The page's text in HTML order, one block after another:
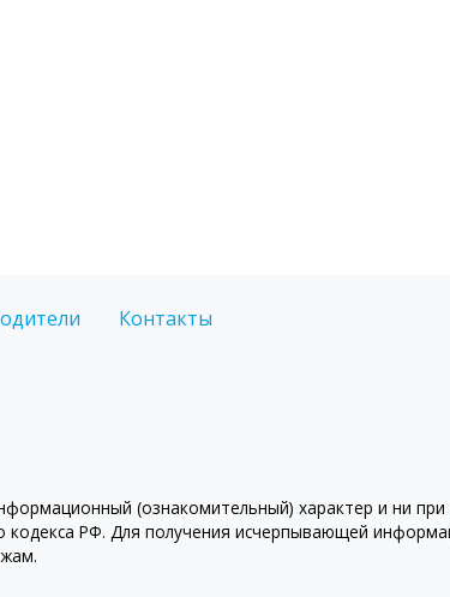
Контакты
(ознакомительный) характер и ни при
РФ. Для получения исчерпывающей